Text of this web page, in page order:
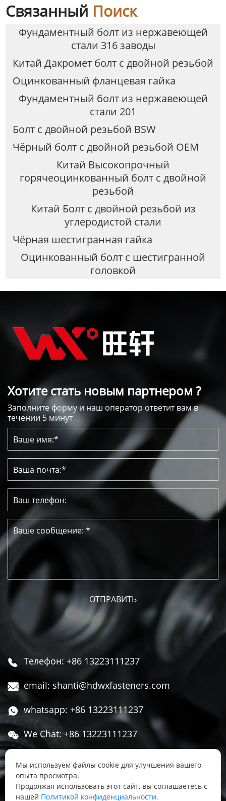
Связанный Поиск
Фундаментный болт из нержавеющей
стали 316 заводы
Китай Дакромет болт с двойной резьбой
Оцинкованный фланцевая гайка
Фундаментный болт из нержавеющей
стали 201
Болт с двойной резьбой BSW
Чёрный болт с двойной резьбой OEM
Китай Высокопрочный
горячеоцинкованный болт с двойной
резьбой
Китай Болт с двойной резьбой из
углеродистой стали
Чёрная шестигранная гайка
Оцинкованный болт с шестигранной
головкой
Хотите стать новым партнером ?
Заполните форму и наш оператор ответит вам в
течении 5 минут
 Телефон: +86 13223111237
 email: shanti@hdwxfasteners.com
 whatsapp: +86 13223111237
 We Chat: +86 13223111237
Чжоуцунь, поселок Сису, район Юннянь,
город Ханьдань, провинция Хэбэй, Китай
Мы используем файлы cookie для улучшения вашего
опыта просмотра.
Продолжая использовать этот сайт, вы соглашаетесь с
нашей Политикой конфиденциальности.